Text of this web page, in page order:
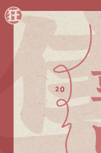
APP
1X
主页